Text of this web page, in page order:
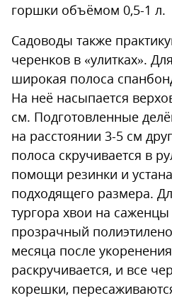
горшки объёмом 0,5-1 л.
Садоводы также
черенков в «улитках».
широкая полоса
На неё насыпается
см. Подготовленные
на расстоянии 3-5 см
полоса скручивается в
помощи резинки и
подходящего размера.
тургора хвои на
прозрачный
месяца после
раскручивается, и все
корешки,